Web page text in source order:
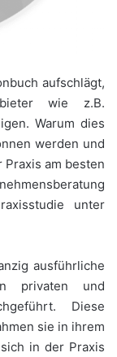
aufschlägt,
wie z.B.
Warum dies
werden und
am besten
unter
ausführliche
privaten und
Diese
sie in ihrem
in der Praxis